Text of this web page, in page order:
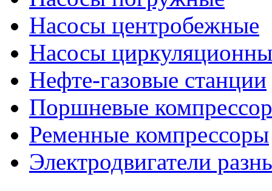
Насосы центробежные
Насосы
Нефте-газовые станции
Поршневые
Ременные компрессоры
Электродвигатели